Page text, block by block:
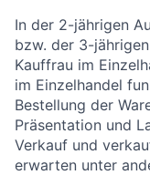
In der 2-jährigen
bzw. der 3-
Kauffrau im
im Einzelhandel
Bestellung der
Präsentation und
Verkauf und
erwarten unter